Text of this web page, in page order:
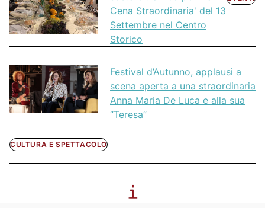
Cena Straordinaria' del 13
Settembre nel Centro
Storico
Festival d’Autunno, applausi a
scena aperta a una straordinaria
Anna Maria De Luca e alla sua
“Teresa”
CULTURA E SPETTACOLO